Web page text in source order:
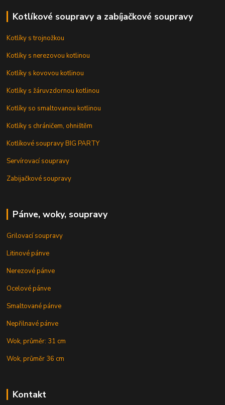
Kotlíkové soupravy a zabíjačkové soupravy
Kotlíky s trojnožkou
Kotlíky s nerezovou kotlinou
Kotlíky s kovovou kotlinou
Kotlíky s žáruvzdornou kotlinou
Kotlíky so smaltovanou kotlinou
Kotlíky s chráničem, ohništěm
Kotlíkové soupravy BIG PARTY
Servírovací soupravy
Zabijačkové soupravy
Pánve, woky, soupravy
Grilovací soupravy
Litinové pánve
Nerezové pánve
Ocelové pánve
Smaltované pánve
Nepřilnavé pánve
Wok, průměr: 31 cm
Wok, průměr 36 cm
Kontakt